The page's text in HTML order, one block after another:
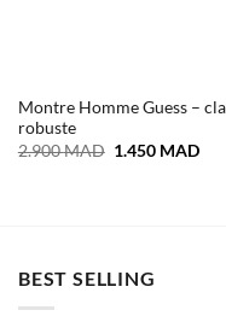
Montre Homme Guess –
robuste
2.900MAD Le
1.450 MADLe
BEST SELLING